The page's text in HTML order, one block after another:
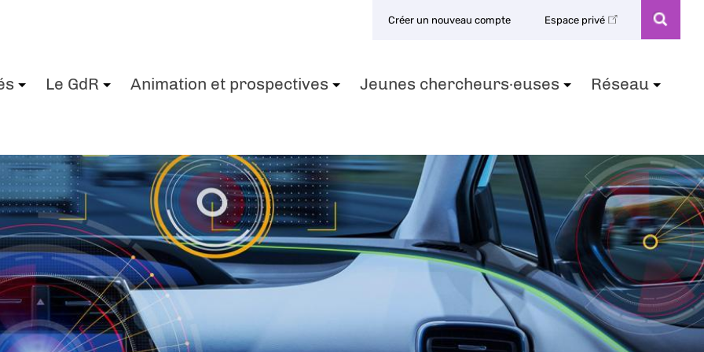
Créer un nouveau compte Espace privé
Le GdR Animation et prospectives Jeunes chercheurs·euses Réseau